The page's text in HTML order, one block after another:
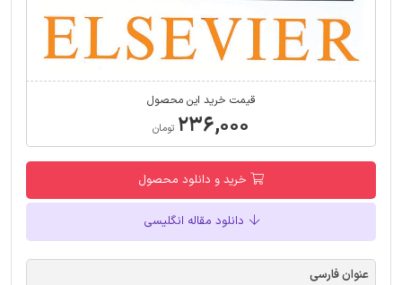
قیمت خرید این محصول
۲۳۶,۰۰۰ تومان
خرید و دانلود محصول
دانلود مقاله انگلیسی
عنوان فارسی